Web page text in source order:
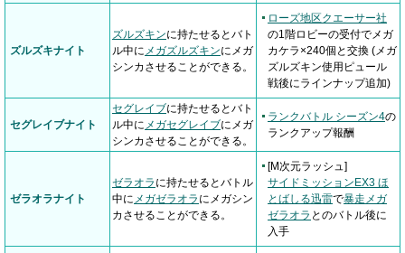
ズルズキナイト
ズルズキンに持たせるとバト
ル中に メガズルズキンにメガ
シンカさせることができる。
ローズ地区クエーサー社
の1階ロビーの受付でメガ
カケラ×240個と交換 (メガ
ズルズキン使用ピュール
戦後にラインナップ追加)
セグレイブナイト
セグレイブに持たせるとバト
ル中に メガセグレイブにメガ
シンカさせることができる。
ランクバトル シーズン4の
ランクアップ報酬
ゼラオラナイト
ゼラオラ に持たせるとバトル
中に メガゼラオラ にメガシン
カさせることができる。
[M次元ラッシュ]
サイドミッションEX3 ほ
とばしる迅雷で暴走メガ
ゼラオラ とのバトル後に
入手